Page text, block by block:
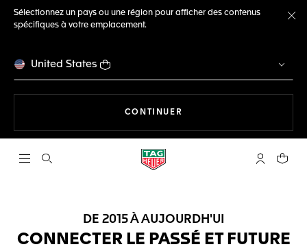
Sélectionnez un pays ou une région pour afficher des contenus
spécifiques à votre emplacement.
United States
CONTINUER
Ouvrir la barre de recherche Compte My
Votre
DE 2015 À AUJOURDH'UI
CONNECTER LE PASSÉ ET FUTURE